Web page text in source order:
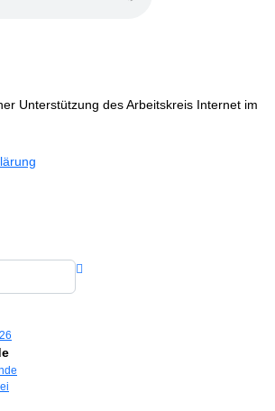
Unterstützung des Arbeitskreis Internet im